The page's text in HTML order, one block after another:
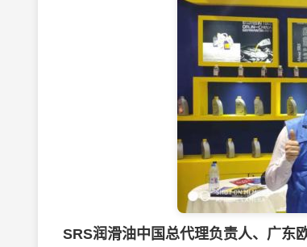
SRS润滑油中国总代理负责人、广东